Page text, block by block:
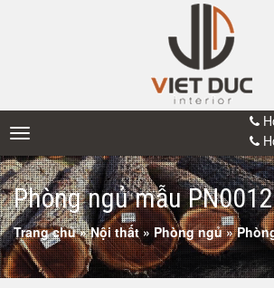
Toggle
navigation
Phòng ngủ mẫu PN0012
Trang chủ»Nội thất»Phòng ngủ»